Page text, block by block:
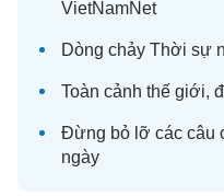
VietNamNet
Dòng chảy Thời sự
Toàn cảnh thế giới,
Đừng bỏ lỡ các câu
ngày